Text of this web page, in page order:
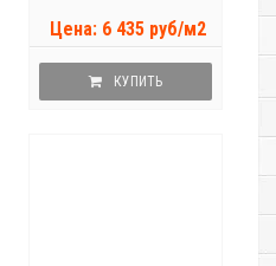
Цена: 6 435 руб/м2
КУПИТЬ